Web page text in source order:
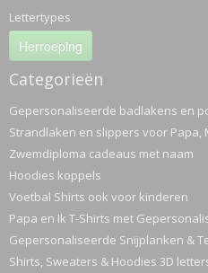
Lettertypes
Herroeping
Categorieën
Gepersonaliseerde badlakens en
Strandlaken en slippers voor Papa,
Zwemdiploma cadeaus met naam
Hoodies koppels
Voetbal Shirts ook voor kinderen
Papa en Ik T-Shirts met
Gepersonaliseerde Snijplanken &
Shirts, Sweaters & Hoodies 3D